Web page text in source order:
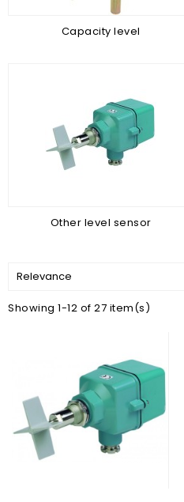
Capacity level
Other level sensor
Relevance
Showing 1-12 of 27 item(s)